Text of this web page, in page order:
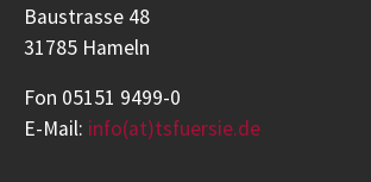
Baustrasse 48
31785 Hameln
Fon 05151 9499-0
E-Mail: info(at)tsfuersie.de